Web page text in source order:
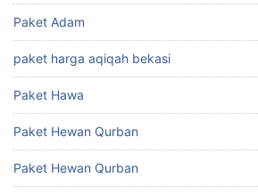
Paket Adam
paket harga aqiqah bekasi
Paket Hawa
Paket Hewan Qurban
Paket Hewan Qurban